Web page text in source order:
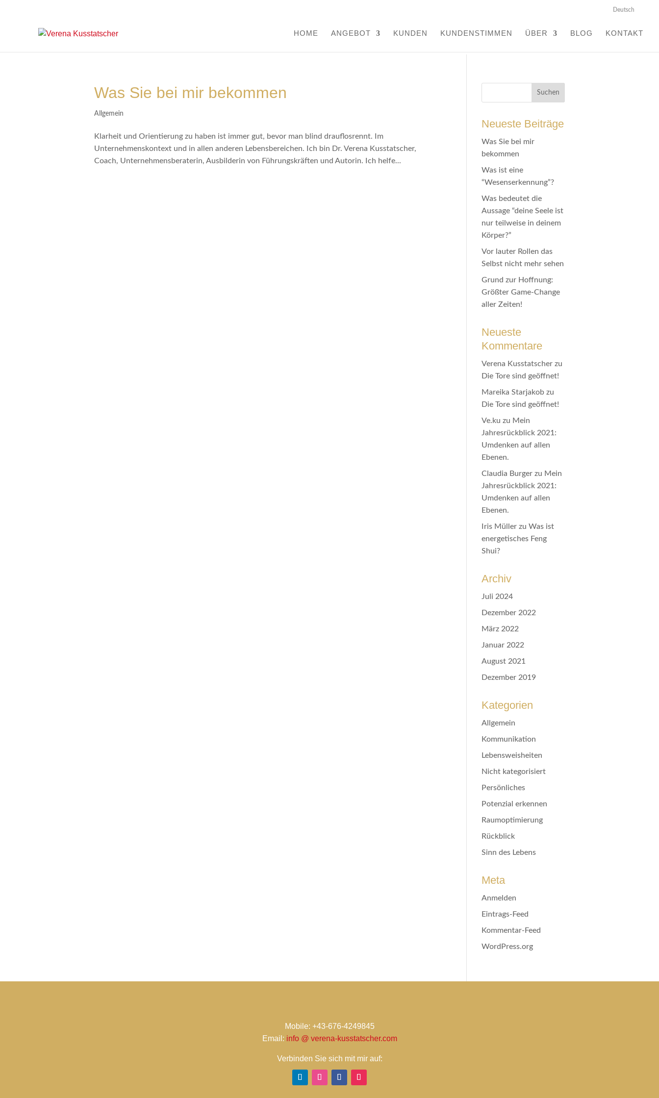
Deutsch
HOME ANGEBOT KUNDEN KUNDENSTIMMEN ÜBER BLOG KONTAKT
Was Sie bei mir bekommen
Allgemein
Klarheit und Orientierung zu haben ist immer gut, bevor man blind drauflosrennt. Im
Unternehmenskontext und in allen anderen Lebensbereichen. Ich bin Dr. Verena Kusstatscher,
Coach, Unternehmensberaterin, Ausbilderin von Führungskräften und Autorin. Ich helfe...
Neueste Beiträge
Was Sie bei mir
bekommen
Was ist eine
“Wesenserkennung”?
Was bedeutet die
Aussage “deine Seele ist
nur teilweise in deinem
Körper?”
Vor lauter Rollen das
Selbst nicht mehr sehen
Grund zur Hoffnung:
Größter Game-Change
aller Zeiten!
Neueste
Kommentare
Verena Kusstatscherzu
Die Tore sind geöffnet!
Mareika Starjakobzu
Die Tore sind geöffnet!
Ve.ku zu Mein
Jahresrückblick 2021:
Umdenken auf allen
Ebenen.
Claudia Burgerzu Mein
Jahresrückblick 2021:
Umdenken auf allen
Ebenen.
Iris Müllerzu Was ist
energetisches Feng
Shui?
Archiv
Juli 2024
Dezember 2022
März 2022
Januar 2022
August 2021
Dezember 2019
Kategorien
Allgemein
Kommunikation
Lebensweisheiten
Nicht kategorisiert
Persönliches
Potenzial erkennen
Raumoptimierung
Rückblick
Sinn des Lebens
Meta
Anmelden
Eintrags-Feed
Kommentar-Feed
WordPress.org
Mobile: +43-676-4249845
Email: info @ verena-kusstatscher.com
Verbinden Sie sich mit mir auf: